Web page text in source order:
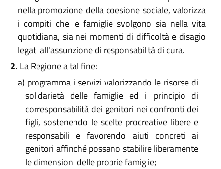
nella promozione della coesione sociale, valorizza
i compiti che le famiglie svolgono sia nella vita
quotidiana, sia nei momenti di difficoltà e disagio
legati all'assunzione di responsabilità di cura.
2. La Regione a tal fine:
a) programma i servizi valorizzando le risorse di
solidarietà delle famiglie ed il principio di
corresponsabilità dei genitori nei confronti dei
figli, sostenendo le scelte procreative libere e
responsabili e favorendo aiuti concreti ai
genitori affinché possano stabilire liberamente
le dimensioni delle proprie famiglie;